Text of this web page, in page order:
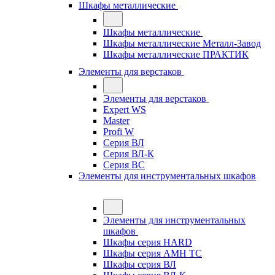
Шкафы металлические
Шкафы металлические
Шкафы металлические Металл-Завод
Шкафы металлические ПРАКТИК
Элементы для верстаков
Элементы для верстаков
Expert WS
Master
Profi W
Серия ВЛ
Серия ВЛ-К
Серия ВС
Элементы для инструментальных шкафов
Элементы для инструментальных
шкафов
Шкафы серия HARD
Шкафы серия АМН ТС
Шкафы серия ВЛ